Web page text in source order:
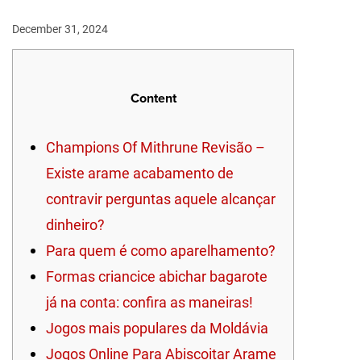
December 31, 2024
Content
Champions Of Mithrune Revisão –
Existe arame acabamento de
contravir perguntas aquele alcançar
dinheiro?
Para quem é como aparelhamento?
Formas criancice abichar bagarote
já na conta: confira as maneiras!
Jogos mais populares da Moldávia
Jogos Online Para Abiscoitar Arame